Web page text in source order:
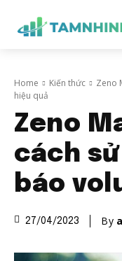
Home Kiến thức
Zeno
hiệu quả
Zeno
cách
báo
27/04/2023 By